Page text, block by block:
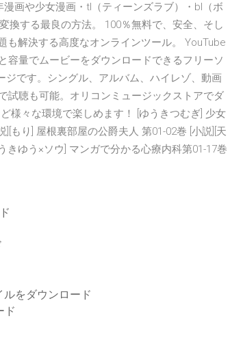
画や少女漫画・tl（ティーンズラブ）・bl（ボ
換する最良の方法。 100％無料で、安全、そし
解決する高度なオンラインツール。 YouTube
容量でムービーをダウンロードできるフリーソ
です。シングル、アルバム、ハイレゾ、動画
試聴も可能。オリコンミュージックストアでダ
様々な環境で楽しめます！ [ゆうきつむぎ] 少女
もり] 屋根裏部屋の公爵夫人 第01-02巻 [小説][天
きゆう×ソウ] マンガで分かる心療内科第01-17巻
をダウンロード
ド